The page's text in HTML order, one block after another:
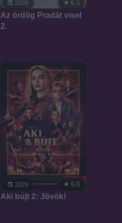
2026 6.5
Az ördög Pradát visel
2.
2026 6.6
Aki bújt 2: Jövök!